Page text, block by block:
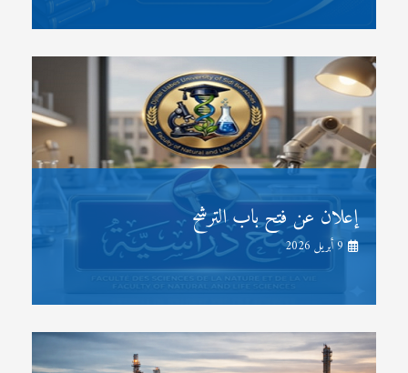
إعلان عن فتح باب الترشح
9 أبريل 2026